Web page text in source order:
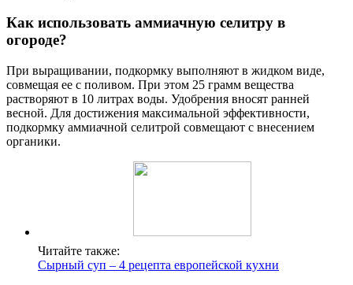
Как использовать аммиачную селитру в
огороде?
При выращивании, подкормку выполняют в жидком виде,
совмещая ее с поливом. При этом 25 грамм вещества
растворяют в 10 литрах воды. Удобрения вносят ранней
весной. Для достижения максимальной эффективности,
подкормку аммиачной селитрой совмещают с внесением
органики.
Читайте также:
Сырный суп – 4 рецепта европейской кухни